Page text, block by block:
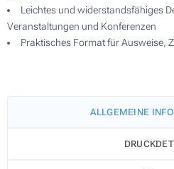
Leichtes und widerstandsfähiges
Veranstaltungen und Konferenzen
Praktisches Format für Ausweise,
ALLGEMEINE